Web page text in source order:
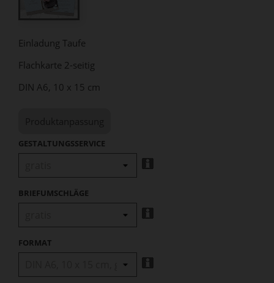
Einladung Taufe
Flachkarte 2-seitig
DIN A6, 10 x 15 cm
GESTALTUNGSSERVICE
BRIEFUMSCHLÄGE
FORMAT